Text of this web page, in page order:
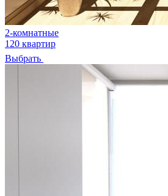
2-комнатные
120 квартир
Выбрать